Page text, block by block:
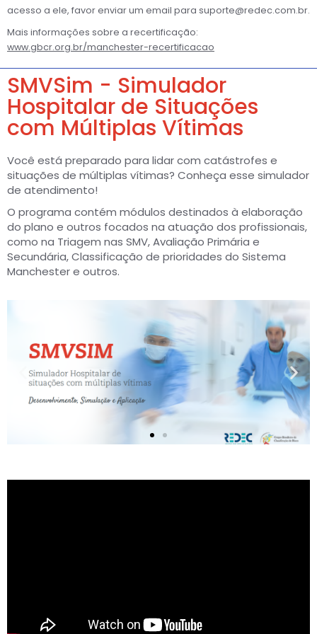
acesso a ele, favor enviar um email para suporte@redec.com.br.
Mais informações sobre a recertificação:
www.gbcr.org.br/manchester-recertificacao
SMVSim - Simulador
Hospitalar de Situações
com Múltiplas Vítimas
Você está preparado para lidar com catástrofes e
situações de múltiplas vítimas? Conheça esse simulador
de atendimento!
O programa contém módulos destinados à elaboração
do plano e outros focados na atuação dos profissionais,
como na Triagem nas SMV, Avaliação Primária e
Secundária, Classificação de prioridades do Sistema
Manchester e outros.